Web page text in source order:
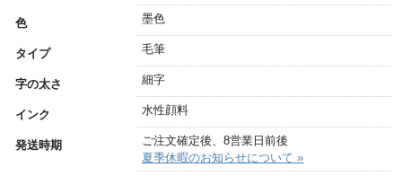
色 墨色
タイプ 毛筆
字の太さ 細字
インク 水性顔料
発送時期
ご注文確定後、8営業日前後
夏季休暇のお知らせについて »